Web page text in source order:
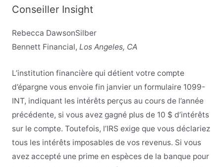
Conseiller Insight
Rebecca DawsonSilber
Bennett Financial, Los Angeles, CA
L’institution financière qui détient votre compte
d’épargne vous envoie fin janvier un formulaire 1099-
INT, indiquant les intérêts perçus au cours de l’année
précédente, si vous avez gagné plus de 10 $ d’intérêts
sur le compte. Toutefois, l’IRS exige que vous déclariez
tous les intérêts imposables de vos revenus. Si vous
avez accepté une prime en espèces de la banque pour